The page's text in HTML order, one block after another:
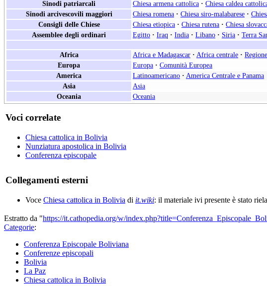
Sinodi patriarcali
Chiesa armena cattolica · Chiesa caldea
Sinodi arcivescovili maggiori
Chiesa romena · Chiesa siro-malabarese ·
Consigli delle Chiese
Chiesa etiopica · Chiesa rutena · Chiesa
Assemblee degli ordinari
Egitto · Iraq · India · Libano · Siria · Terra
Africa
Africa e Madagascar · Africa centrale ·
Europa
Europa · Comunità Europea
America
Latinoamericano · America Centrale e Panama
Asia
Asia
Oceania
Oceania
Voci correlate
Chiesa cattolica in Bolivia
Nunziatura apostolica in Bolivia
Conferenza episcopale
Collegamenti esterni
Voce Chiesa cattolica in Bolivia di it.wiki: il materiale ivi presente è stato
Estratto da "https://it.cathopedia.org/w/
Categorie:
Conferenza Episcopale Boliviana
Conferenze episcopali
Bolivia
La Paz
Chiesa cattolica in Bolivia